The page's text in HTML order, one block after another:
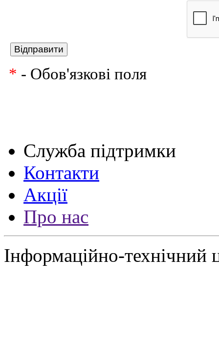
* - Обов'язкові поля
Служба підтримки
Контакти
Акції
Про нас
Інформаційно-